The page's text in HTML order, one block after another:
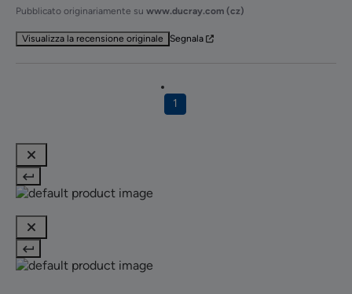
Pubblicato originariamente su www.ducray.com (cz)
Visualizza la recensione originale Segnala
1